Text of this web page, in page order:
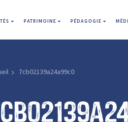
PATRIMOINE PÉDAGOGIE
7cb02139a24a99c0